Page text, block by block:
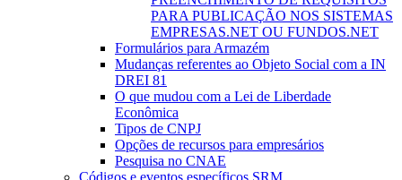
PARA PUBLICAÇÃO NOS SISTEMAS
EMPRESAS.NET OU FUNDOS.NET
Formulários para Armazém
Mudanças referentes ao Objeto Social com a IN
DREI 81
O que mudou com a Lei de Liberdade
Econômica
Tipos de CNPJ
Opções de recursos para empresários
Pesquisa no CNAE
Códigos e eventos específicos SRM